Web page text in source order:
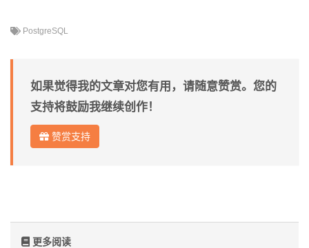
PostgreSQL
如果觉得我的文章对您有用，请随意赞赏。您的
支持将鼓励我继续创作！
赞赏支持
更多阅读